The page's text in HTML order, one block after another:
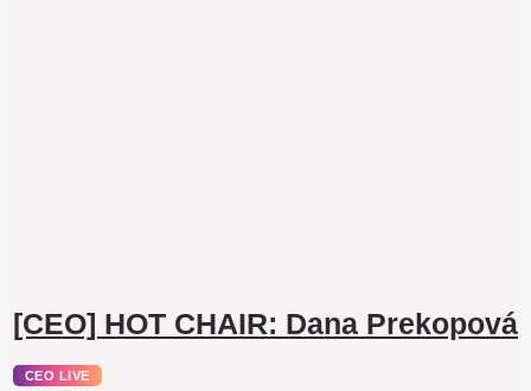
[CEO] HOT CHAIR: Dana Prekopová
CEO LIVE